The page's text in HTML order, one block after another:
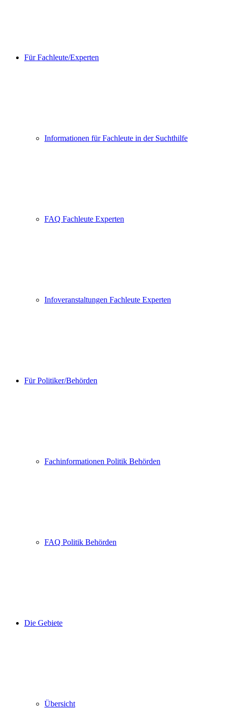
Für Fachleute/Experten
Informationen für Fachleute in der Suchthilfe
FAQ Fachleute Experten
Infoveranstaltungen Fachleute Experten
Für Politiker/Behörden
Fachinformationen Politik Behörden
FAQ Politik Behörden
Die Gebiete
Übersicht